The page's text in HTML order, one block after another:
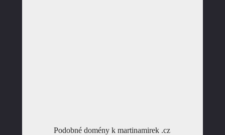
Podobné domény k martinamirek .cz